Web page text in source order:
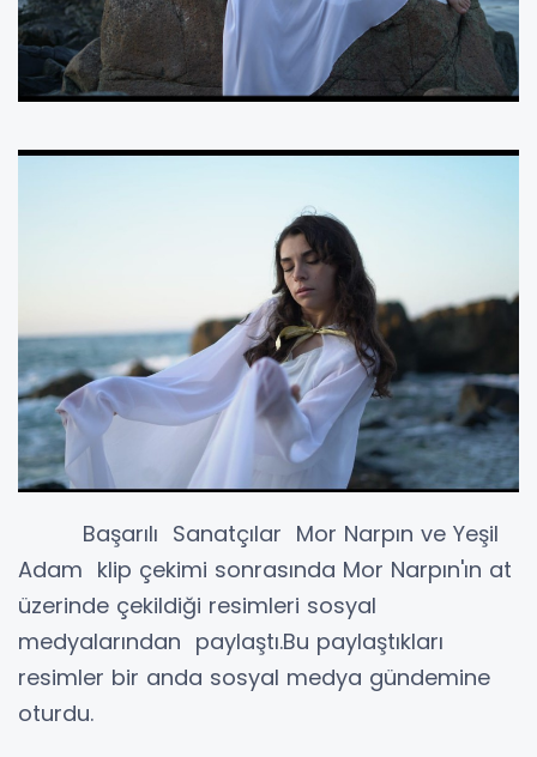
Başarılı Sanatçılar Mor Narpın ve Yeşil
Adam klip çekimi sonrasında Mor Narpın'ın at
üzerinde çekildiği resimleri sosyal
medyalarından paylaştı.Bu paylaştıkları
resimler bir anda sosyal medya gündemine
oturdu.